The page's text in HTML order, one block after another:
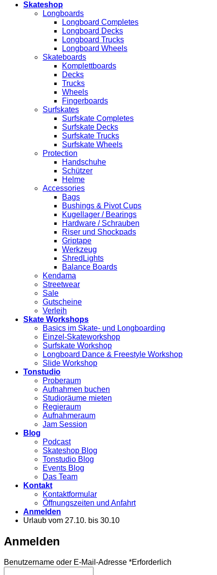
Skateshop
Longboards
Longboard Completes
Longboard Decks
Longboard Trucks
Longboard Wheels
Skateboards
Komplettboards
Decks
Trucks
Wheels
Fingerboards
Surfskates
Surfskate Completes
Surfskate Decks
Surfskate Trucks
Surfskate Wheels
Protection
Handschuhe
Schützer
Helme
Accessories
Bags
Bushings & Pivot Cups
Kugellager / Bearings
Hardware / Schrauben
Riser und Shockpads
Griptape
Werkzeug
ShredLights
Balance Boards
Kendama
Streetwear
Sale
Gutscheine
Verleih
Skate Workshops
Basics im Skate- und Longboarding
Einzel-Skateworkshop
Surfskate Workshop
Longboard Dance & Freestyle Workshop
Slide Workshop
Tonstudio
Proberaum
Aufnahmen buchen
Studioräume mieten
Regieraum
Aufnahmeraum
Jam Session
Blog
Podcast
Skateshop Blog
Tonstudio Blog
Events Blog
Das Team
Kontakt
Kontaktformular
Öffnungszeiten und Anfahrt
Anmelden
Urlaub vom 27.10. bis 30.10
Anmelden
Benutzername oder E-Mail-Adresse *Erforderlich